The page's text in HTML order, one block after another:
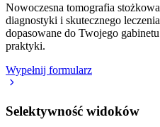
Nowoczesna tomografia
diagnostyki i skutecznego
dopasowane do Twojego
praktyki.
Wypełnij formularz
Selektywność widoków